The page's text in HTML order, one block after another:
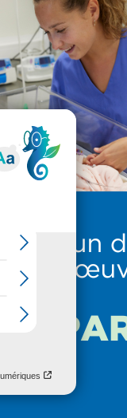
RYM
contractuel
PATIENTS ET
Venir en consultation